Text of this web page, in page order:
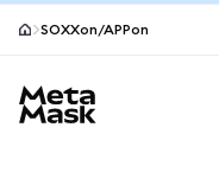
SOXXon/APPon